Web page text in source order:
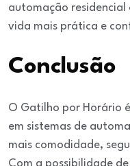
automação
vida mais prática e
Conclusão
O Gatilho por Horário
em sistemas de
mais comodidade,
Com a possibilidade